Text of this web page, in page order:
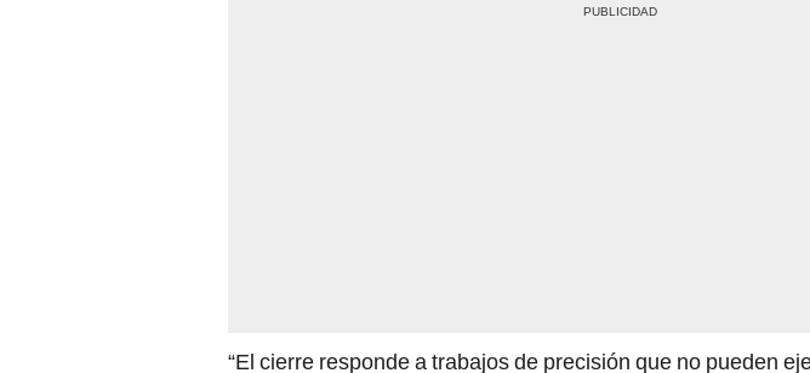
“El cierre responde a trabajos de precisión que no pueden